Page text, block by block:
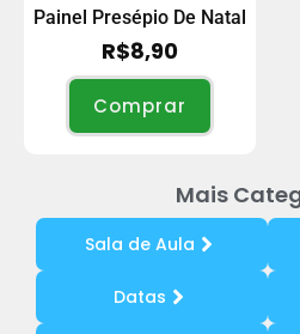
Painel Presépio De Natal
R$8,90
Comprar
Mais
Sala de Aula
Datas